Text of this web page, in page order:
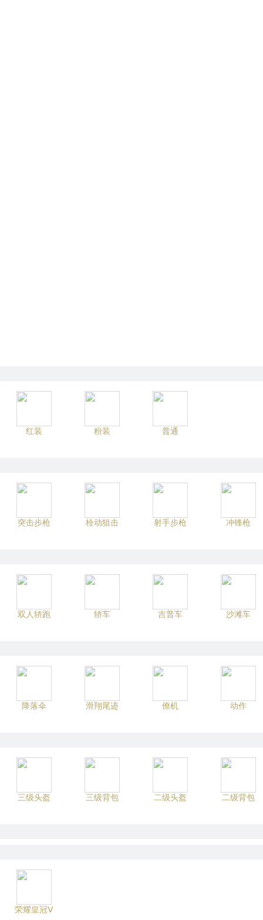
红装 粉装 普通
突击步枪 栓动狙击 射手步枪 冲锋枪
双人轿跑 轿车 吉普车 沙滩车
降落伞 滑翔尾迹 僚机 动作
三级头盔 三级背包 二级头盔 二级背包
荣耀皇冠Ⅴ